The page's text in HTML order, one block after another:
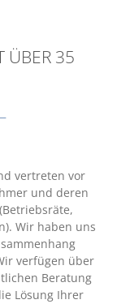
ÜBER 35
vertreten vor
und deren
Wir haben uns
verfügen über
Beratung
Lösung Ihrer